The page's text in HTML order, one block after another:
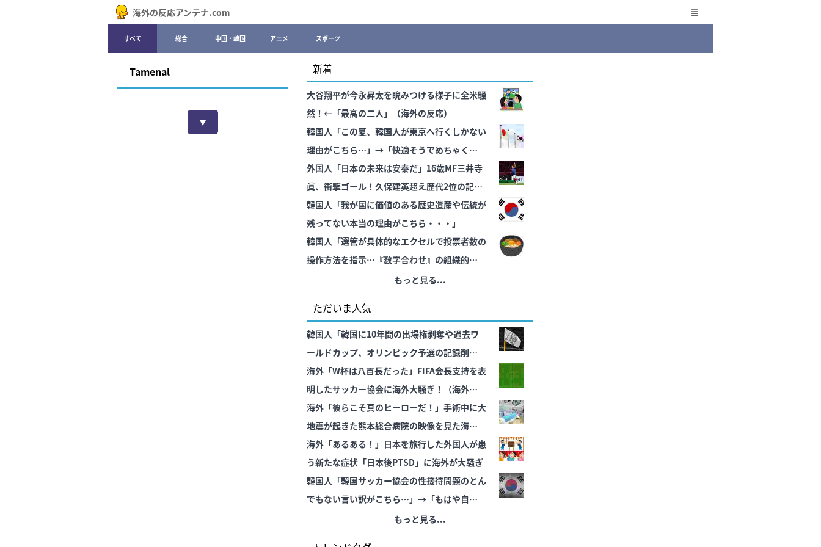
海外の反応アンテナ.com
すべて 総合 中国・韓国 アニメ スポーツ
Tamenal
▼
新着
大谷翔平が今永昇太を睨みつける様子に全米騒
然！←「最高の二人」（海外の反応）
韓国人「この夏、韓国人が東京へ行くしかない
理由がこちら…」→「快適そうでめちゃくちゃ
羨ましい…（ﾌﾞﾙﾌﾞﾙ」＝韓国の反応
外国人「日本の未来は安泰だ」16歳MF三井寺
眞、衝撃ゴール！久保建英超え歴代2位の記
録！3得点に絡む活躍で海外絶賛！【海外の反
応】
韓国人「我が国に価値のある歴史遺産や伝統が
残ってない本当の理由がこちら・・・」
韓国人「選管が具体的なエクセルで投票者数の
操作方法を指示…『数字合わせ』の組織的証拠
もっと見る...
ただいま人気
韓国人「韓国に10年間の出場権剥奪や過去ワ
ールドカップ、オリンピック予選の記録削除を
要求するFIFA公式制裁を海外メディアが報
道！」
海外「W杯は八百長だった」FIFA会長支持を表
明したサッカー協会に海外大騒ぎ！（海外の反
応）
海外「彼らこそ真のヒーローだ！」手術中に大
地震が起きた熊本総合病院の映像を見た海外の
反応
海外「あるある！」日本を旅行した外国人が患
う新たな症状「日本後PTSD」に海外が大騒ぎ
韓国人「韓国サッカー協会の性接待問題のとん
でもない言い訳がこちら…」→「もはや自白だ
ろこれ…（ﾌﾞﾙﾌﾞﾙ」＝韓国の反応
もっと見る...